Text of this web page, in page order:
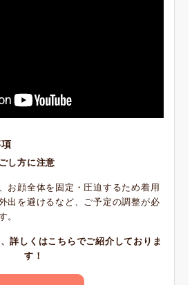
し方に注意
お顔全体を固定・圧迫するため着用
出を避けるなど、ご予定の調整が必
。
詳しくはこちらでご紹介しておりま
す！